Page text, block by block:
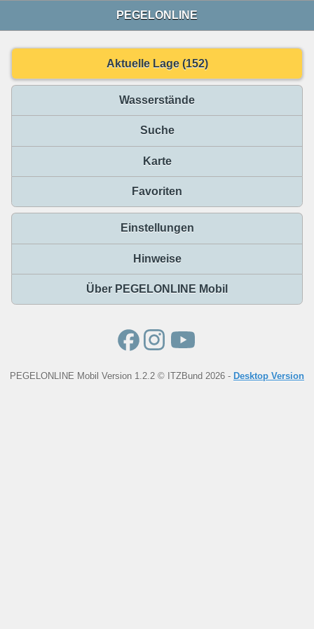
PEGELONLINE
Aktuelle Lage (152)
Wasserstände
Suche
Karte
Favoriten
Einstellungen
Hinweise
Über PEGELONLINE Mobil
PEGELONLINE Mobil Version 1.2.2 © ITZBund 2026 - Desktop Version